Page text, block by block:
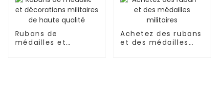
Rubans de
médailles et
Achetez des rubans
et des médailles